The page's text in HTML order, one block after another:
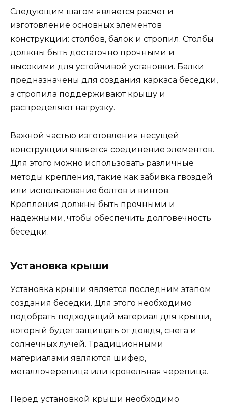
Следующим шагом является расчет и
изготовление основных элементов
конструкции: столбов, балок и стропил. Столбы
должны быть достаточно прочными и
высокими для устойчивой установки. Балки
предназначены для создания каркаса беседки,
а стропила поддерживают крышу и
распределяют нагрузку.
Важной частью изготовления несущей
конструкции является соединение элементов.
Для этого можно использовать различные
методы крепления, такие как забивка гвоздей
или использование болтов и винтов.
Крепления должны быть прочными и
надежными, чтобы обеспечить долговечность
беседки.
Установка крыши
Установка крыши является последним этапом
создания беседки. Для этого необходимо
подобрать подходящий материал для крыши,
который будет защищать от дождя, снега и
солнечных лучей. Традиционными
материалами являются шифер,
металлочерепица или кровельная черепица.
Перед установкой крыши необходимо